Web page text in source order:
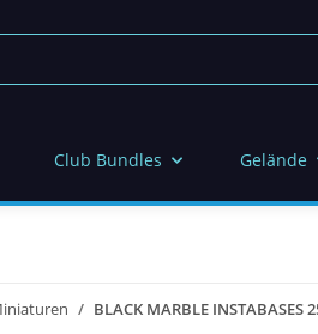
Club Bundles Gelände
BLACK MARBLE INSTABASES